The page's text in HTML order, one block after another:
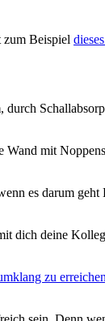
zum Beispiel
Wand mit
es darum
dich deine
zu erreichen